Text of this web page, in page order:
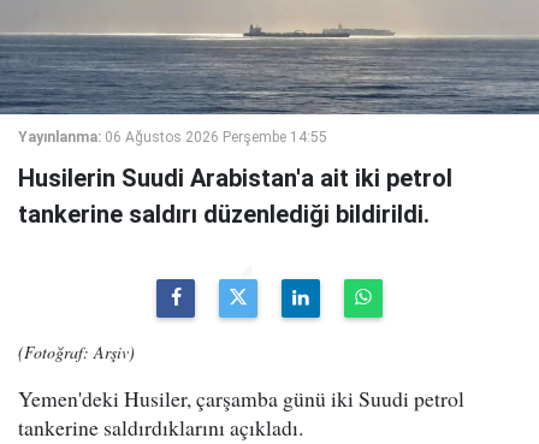
Yayınlanma: 06 Ağustos 2026 Perşembe 14:55
Husilerin Suudi Arabistan'a ait iki petrol
tankerine saldırı düzenlediği bildirildi.
(Fotoğraf: Arşiv)
Yemen'deki Husiler, çarşamba günü iki Suudi petrol
tankerine saldırdıklarını açıkladı.